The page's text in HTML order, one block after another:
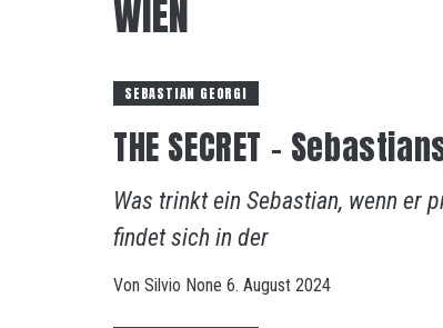
WIEN
SEBASTIAN GEORGI
THE SECRET –
Was trinkt ein Sebastian, wenn er
findet sich in der
Von Silvio None 6. August 2024